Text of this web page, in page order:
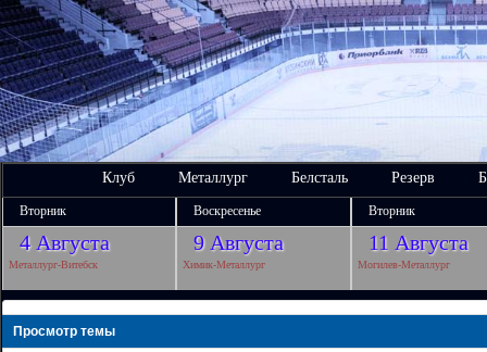
Клуб Металлург Белсталь Резерв
Вторник Воскресенье Вторник
4 Августа 9 Августа 11 Августа
Металлург-Витебск Химик-Металлург Могилев-Металлург
Просмотр темы